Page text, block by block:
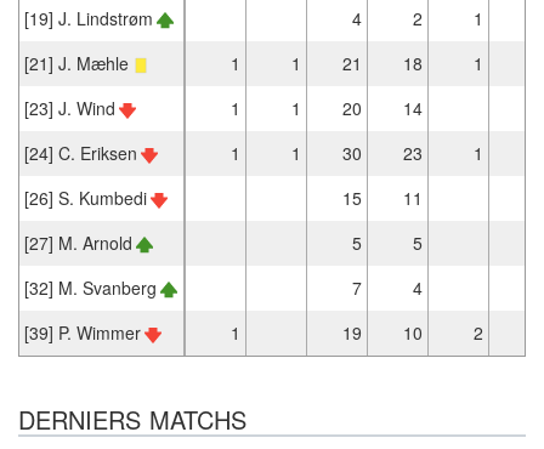
[19] J. Lindstrøm 4 2 1
[21] J. Mæhle
1 1 21 18 1
[23] J. Wind
1 1 20
14
[24] C. Eriksen
1 1 30 23 1
[26] S. Kumbedi
15 11
[27] M. Arnold
5
5
[32] M. Svanberg
7
4
[39] P. Wimmer
1 19 10 2
DERNIERS MATCHS